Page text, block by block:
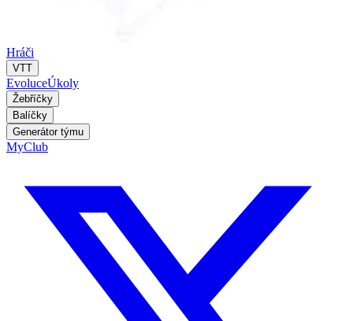
Hráči
VTT
EvoluceÚkoly
Žebříčky
Balíčky
Generátor týmu
MyClub